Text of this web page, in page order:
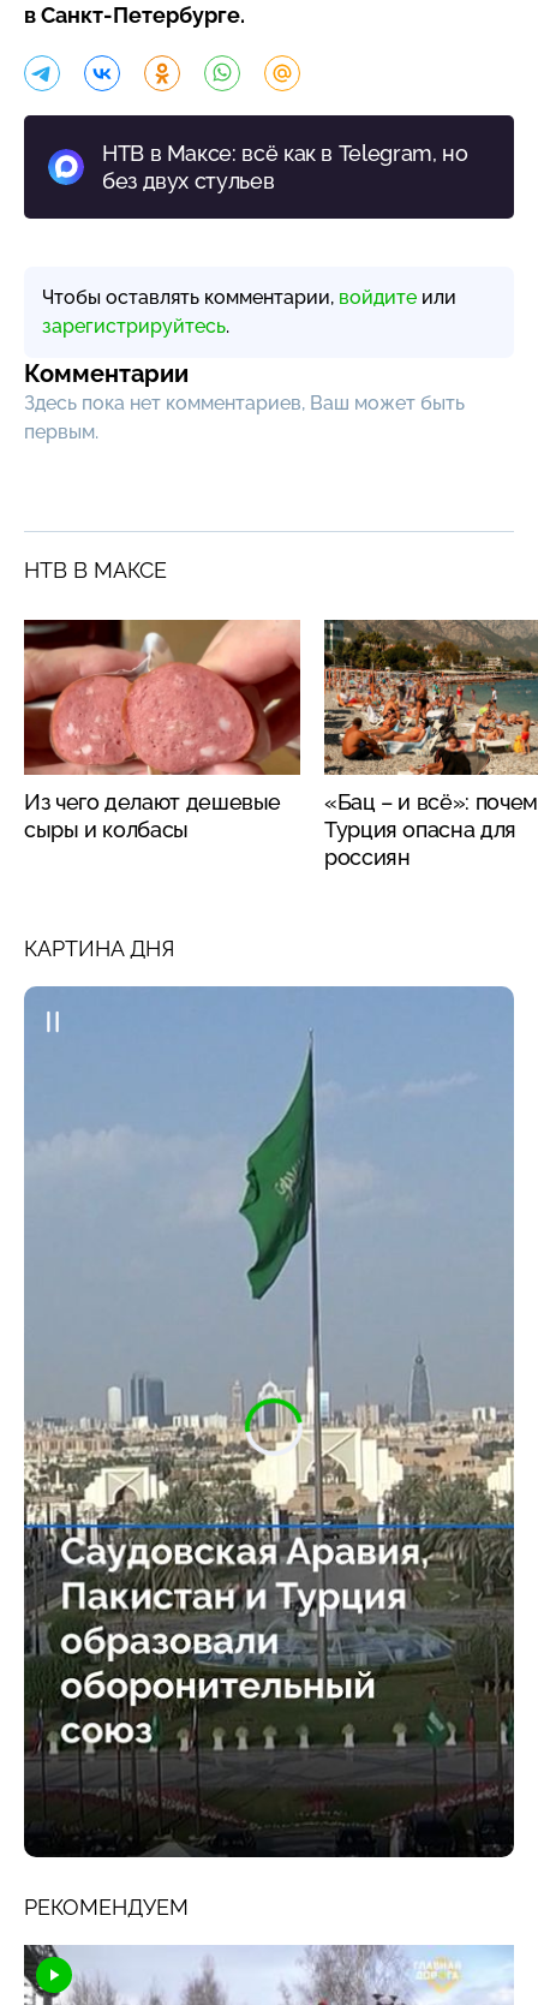
вСанкт-Петербурге.
НТВ в Максе: всё как в Telegram, но
без двух стульев
Чтобы оставлять комментарии, войдите или
зарегистрируйтесь.
Комментарии
Здесь пока нет комментариев, Ваш может быть
первым.
НТВ В МАКСЕ
Из чего делают дешевые
сыры и колбасы
«Бац – и всё»:
Турция опасна для
россиян
КАРТИНА ДНЯ
РЕКОМЕНДУЕМ